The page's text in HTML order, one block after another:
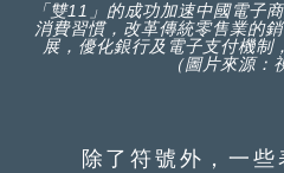
「雙11」的成功加速中國電子
消費習慣，改革傳統零售業的
展，優化銀行及電子支付機制
（圖片來源：
除了符號外，一些